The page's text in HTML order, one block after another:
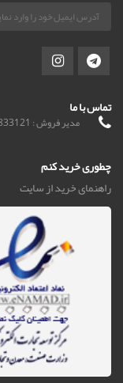
تماس با ما
مدیر فروش : 09181833121
چطوری خرید کنم
راهنمای خرید از سایت